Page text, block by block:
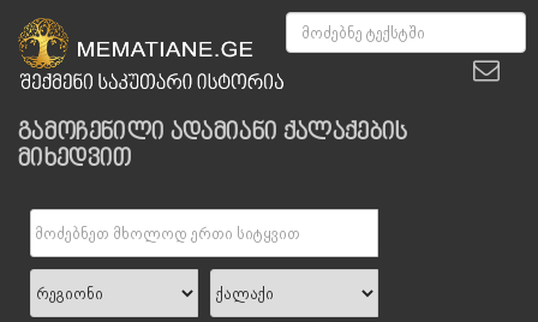
გამოჩენილი ადამიანი ქალაქების
მიხედვით